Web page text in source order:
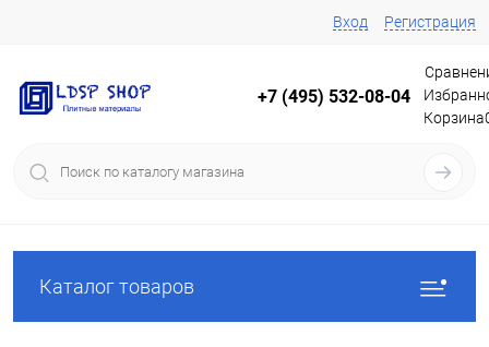
Вход Регистрация
+7 (495) 532-08-04
Корзина
Каталог товаров